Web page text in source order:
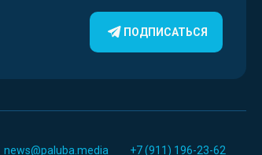
ПОДПИСАТЬСЯ
news@paluba.media +7 (911) 196-23-62